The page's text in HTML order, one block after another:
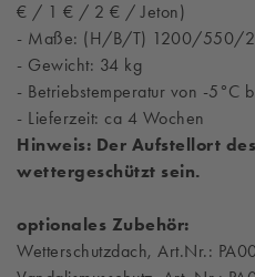
€ / 1 € / 2 € / Jeton)
- Maße: (H/B/T) 1200/550/
- Gewicht: 34 kg
- Betriebstemperatur von -5°C
- Lieferzeit: ca 4 Wochen
Hinweis: Der Aufstellort
wettergeschützt sein.
optionales Zubehör:
Wetterschutzdach, Art.Nr.: